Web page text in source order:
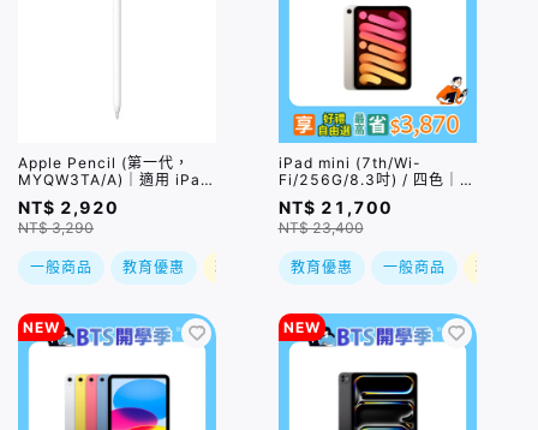
Apple Pencil (第一代，
MYQW3TA/A)｜適用 iPad
10 / iPad Air 3/ iPad mini
5 /iPad Pro
NT$ 2,920
NT$ 3,290
一般商品 教育優惠 現折
iPad mini (7th/Wi-
Fi/256G/8.3吋) / 四色｜可
搭配Apple Pencil Pro｜預
購，到貨後依訂單順序出貨
NT$ 21,700
NT$ 23,400
教育優惠 一般商品 現折
NEW NEW